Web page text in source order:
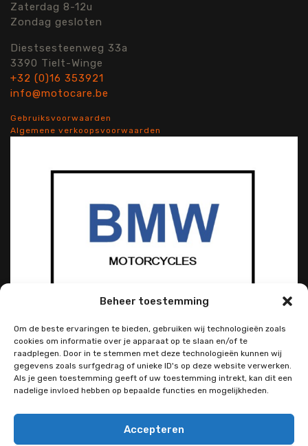
Beheer toestemming
Om de beste ervaringen te bieden, gebruiken wij technologieën zoals
cookies om informatie over je apparaat op te slaan en/of te
raadplegen. Door in te stemmen met deze technologieën kunnen wij
gegevens zoals surfgedrag of unieke ID's op deze website verwerken.
Als je geen toestemming geeft of uw toestemming intrekt, kan dit een
nadelige invloed hebben op bepaalde functies en mogelijkheden.
Accepteren
Zaterdag 8-12u
Zondag gesloten
Diestsesteenweg 33a
3390 Tielt-Winge
+32 (0)16 353921
info@motocare.be
Gebruiksvoorwaarden
Algemene verkoopsvoorwaarden